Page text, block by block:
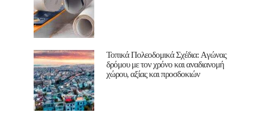
Τοπικά Πολεοδομικά Σχέδια: Aγώνας
δρόμου με τον χρόνο και αναδιανομή
χώρου, αξίας και προσδοκιών